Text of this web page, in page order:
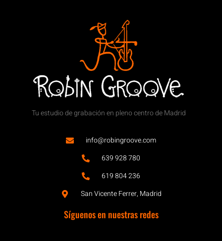
Tu estudio de grabación en pleno centro de Madrid
info@robingroove.com
639 928 780
619 804 236
San Vicente Ferrer, Madrid
Síguenos en nuestras redes